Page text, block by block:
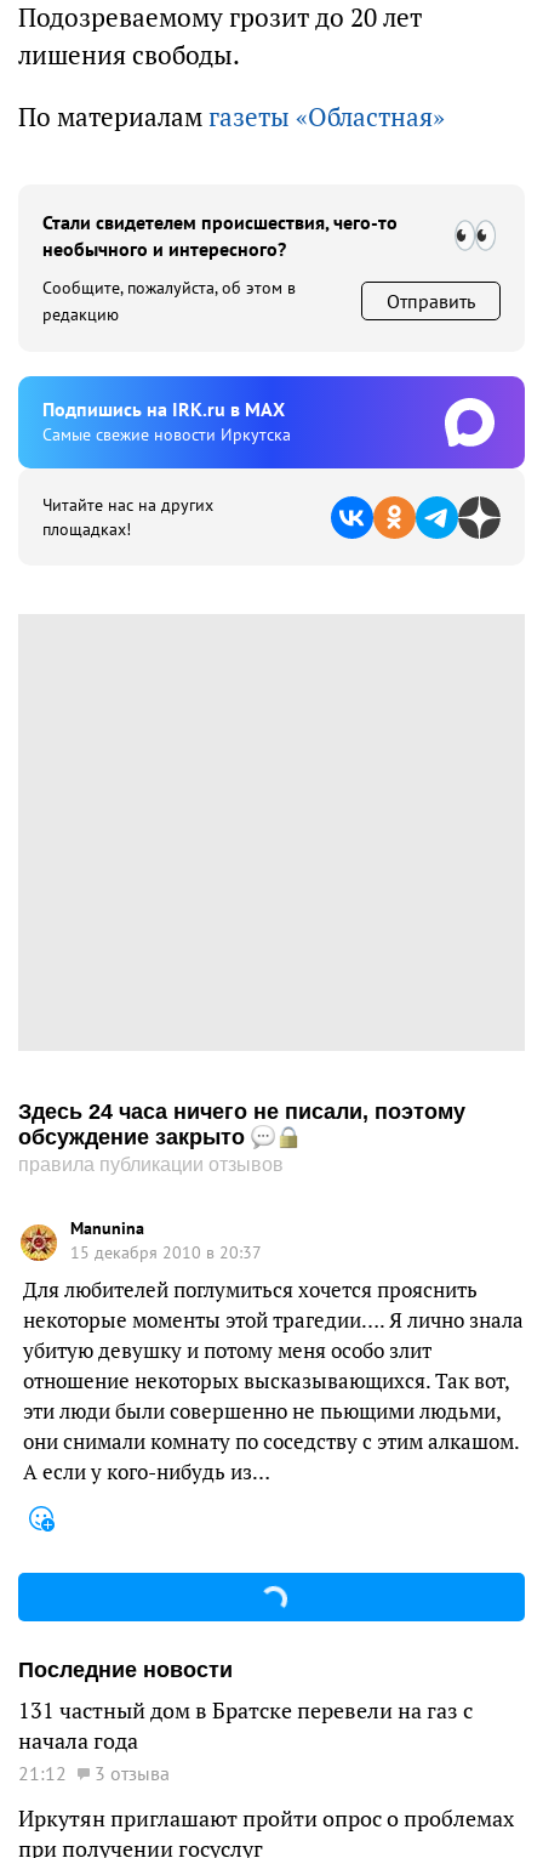
Подозреваемому грозит до 20 лет
лишения свободы.
По материаламгазеты «Областная»
Стали свидетелем происшествия, чего-то
необычного и интересного?
Сообщите, пожалуйста, об этом в
редакцию
Отправить
Подпишиcь на IRK.ru в MAX
Cамые свежие новости Иркутска
Читайте нас на других
площадках!
Здесь 24 часа ничего не писали, поэтому
обсуждение закрыто
правила публикации отзывов
Manunina
15 декабря 2010 в 20:37
Для любителей поглумиться хочется прояснить
некоторые моменты этой трагедии…. Я лично знала
убитую девушку и потому меня особо злит
отношение некоторых высказывающихся. Так вот,
эти люди были совершенно не пьющими людьми,
они снимали комнату по соседству с этим алкашом.
А если у кого-нибудь из…
Последние новости
131 частный дом в Братске перевели на газ с
начала года
21:12 3 отзыва
Иркутян приглашают пройти опрос о проблемах
при получении госуслуг